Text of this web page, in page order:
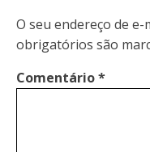
O seu endereço de
obrigatórios são
Comentário*